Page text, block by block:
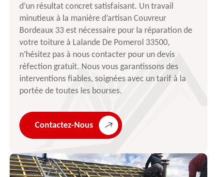
d’un résultat concret satisfaisant. Un travail
minutieux à la manière d’artisan Couvreur
Bordeaux 33 est nécessaire pour la réparation de
votre toiture à Lalande De Pomerol 33500,
n’hésitez pas à nous contacter pour un devis
réfection gratuit. Nous vous garantissons des
interventions fiables, soignées avec un tarif à la
portée de toutes les bourses.
Contactez-Nous